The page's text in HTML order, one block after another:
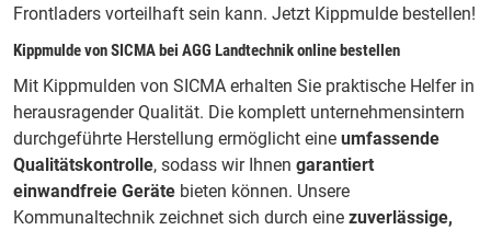
Frontladers vorteilhaft sein kann. Jetzt Kippmulde bestellen!
Kippmulde von SICMA bei AGG Landtechnik online bestellen
Mit Kippmulden von SICMA erhalten Sie praktische Helfer in
herausragender Qualität. Die komplett unternehmensintern
durchgeführte Herstellung ermöglicht eine umfassende
Qualitätskontrolle, sodass wir Ihnen garantiert
einwandfreie Geräte bieten können. Unsere
Kommunaltechnik zeichnet sich durch eine zuverlässige,